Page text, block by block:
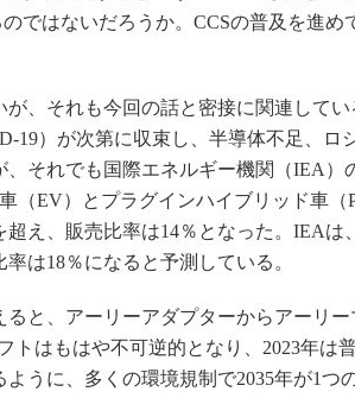
インダストリー4.0
メイドインジャパン
植物工場
知財マネジメント
海外生産
グローバル設計・開発
制御セキュリティ
新型コロナへの対応
ではないだろうか。CCSの普及を進め
、それも今回の話と密接に関連してい
19）が次第に収束し、半導体不足、ロ
それでも国際エネルギー機関（IEA）
（EV）とプラグインハイブリッド車（
え、販売比率は14％となった。IEAは
は18％になると予測している。
と、アーリーアダプターからアーリー
トはもはや不可逆的となり、2023年は
うに、多くの環境規制で2035年が1つ